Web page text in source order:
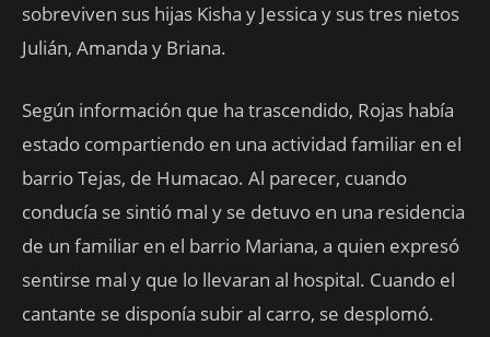
sobreviven sus hijas Kisha y Jessica y sus tres nietos
Julián, Amanda y Briana.
Según información que ha trascendido, Rojas había
estado compartiendo en una actividad familiar en el
barrio Tejas, de Humacao. Al parecer, cuando
conducía se sintió mal y se detuvo en una residencia
de un familiar en el barrio Mariana, a quien expresó
sentirse mal y que lo llevaran al hospital. Cuando el
cantante se disponía subir al carro, se desplomó.